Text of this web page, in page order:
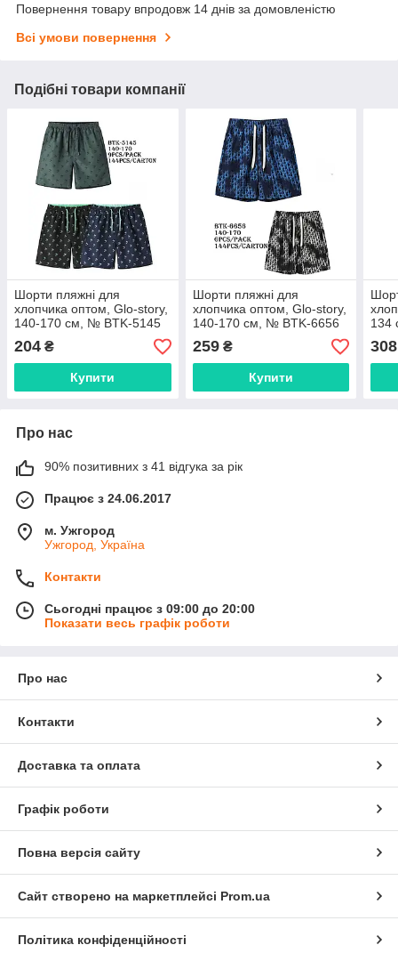
Повернення товару впродовж 14 днів за домовленістю
Всі умови повернення
Подібні товари компанії
Шорти пляжні для
хлопчика оптом, Glo-story,
140-170 см, № BTK-5145
204 ₴
Купити
Шорти пляжні для
хлопчика оптом, Glo-story,
140-170 см, № BTK-6656
259₴
Купити
134
308
Про нас
90% позитивних з 41 відгука за рік
Працює з 24.06.2017
м. Ужгород
Ужгород, Україна
Контакти
Сьогодні працює з 09:00 до 20:00
Показати весь графік роботи
Про нас
Контакти
Доставка та оплата
Графік роботи
Повна версія сайту
Сайт створено на маркетплейсі Prom.ua
Політика конфіденційності